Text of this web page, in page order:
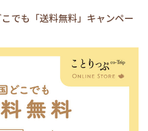
でも「送料無料」キャンペー